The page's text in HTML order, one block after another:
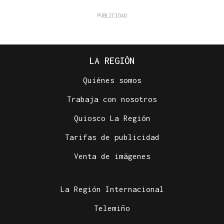
LA REGIÓN
Quiénes somos
Trabaja con nosotros
Quiosco La Región
Tarifas de publicidad
Venta de imágenes
La Región Internacional
Telemiño